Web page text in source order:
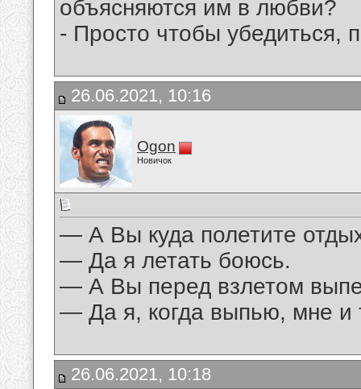
объясняются им в любви?
- Пpосто чтобы yбедиться,
26.06.2021, 10:16
Ogon
Новичок
— А Вы куда полетите
— Да я летать боюсь.
— А Вы перед взлетом
— Да я, когда выпью, мне и
26.06.2021, 10:18